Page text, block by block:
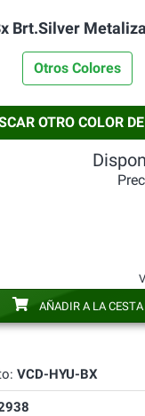
Brt.Silver
Otros Colores
OTRO COLOR
VCD-HYU-BX
AÑADIR A LA CESTA